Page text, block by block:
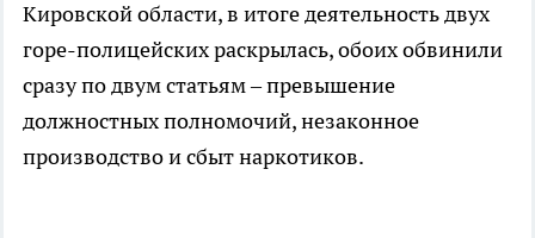
Кировской области, в итоге деятельность двух
горе-полицейских раскрылась, обоих обвинили
сразу по двум статьям – превышение
должностных полномочий, незаконное
производство и сбыт наркотиков.